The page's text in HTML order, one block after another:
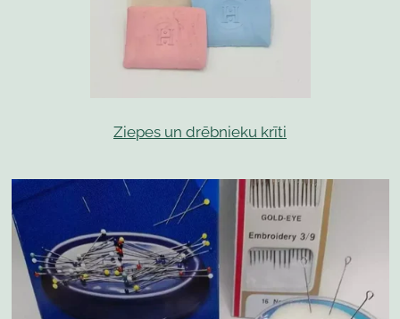
Ziepes un drēbnieku krīti